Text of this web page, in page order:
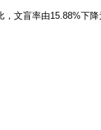
文盲率由15.88%下